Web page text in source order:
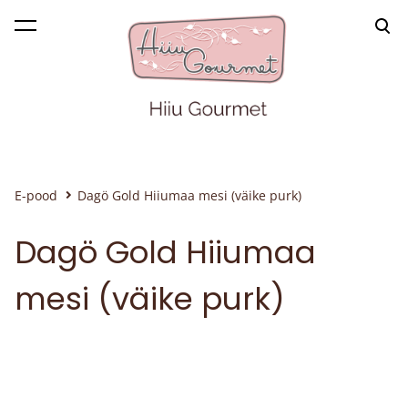
lisati ostukorvi. Vaata ostukorvi
E-pood Dagö Gold Hiiumaa mesi (väike purk)
Dagö Gold Hiiumaa
mesi (väike purk)